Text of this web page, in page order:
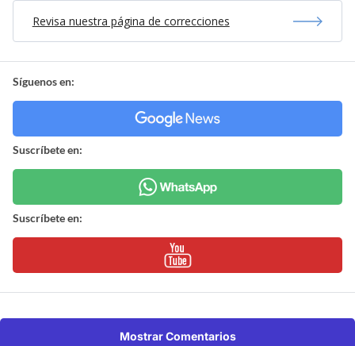
Revisa nuestra página de correcciones
Síguenos en:
Suscríbete en:
Suscríbete en:
Mostrar Comentarios